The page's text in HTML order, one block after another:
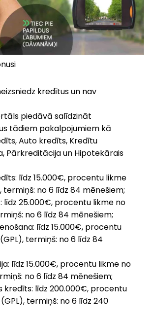
kredītus un nav
piedāvā salīdzināt
tādiem pakalpojumiem kā
Auto kredīts, Kredītu
Pārkreditācija un Hipotekārais
līdz 15.000€, procentu likme
termiņš: no 6 līdz 84 mēnešiem;
līdz 25.000€, procentu likme no
no 6 līdz 84 mēnešiem;
līdz 15.000€, procentu
termiņš: no 6 līdz 84
līdz 15.000€, procentu likme no
no 6 līdz 84 mēnešiem;
kredīts: līdz 200.000€, procentu
termiņš: no 6 līdz 240